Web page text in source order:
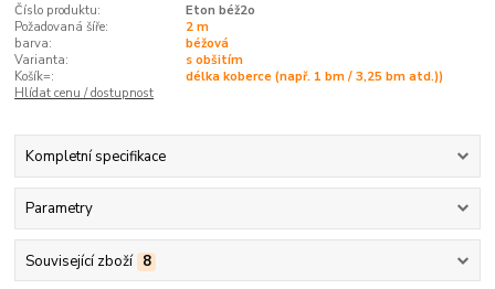
Číslo produktu:
Eton béž2o
Požadovaná šíře:
2 m
barva:
béžová
Varianta:
s obšitím
Košík=:
délka koberce (např. 1 bm / 3,25 bm atd.))
Hlídat cenu / dostupnost
Kompletní specifikace
Parametry
Související zboží 8